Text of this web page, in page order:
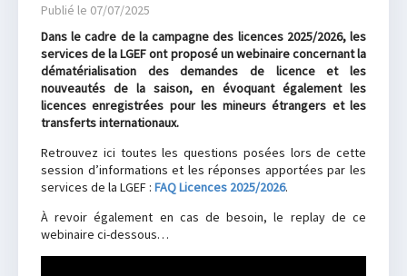
Publié le 07/07/2025
Dans le cadre de la campagne des licences 2025/2026, les
services de la LGEF ont proposé un webinaire concernant la
dématérialisation des demandes de licence et les
nouveautés de la saison, en évoquant également les
licences enregistrées pour les mineurs étrangers et les
transferts internationaux.
Retrouvez ici toutes les questions posées lors de cette
session d’informations et les réponses apportées par les
services de la LGEF : FAQ Licences 2025/2026.
À revoir également en cas de besoin, le replay de ce
webinaire ci-dessous…